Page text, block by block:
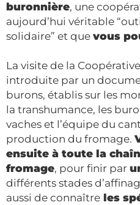
buronnière, une
aujourd’hui véritable
solidaire” et que vous
La visite de la
introduite par un
burons, établis sur les
la transhumance, les
vaches et l’équipe du
production du fromage.
ensuite à toute la
fromage, pour finir par
différents stades
aussi de connaître les